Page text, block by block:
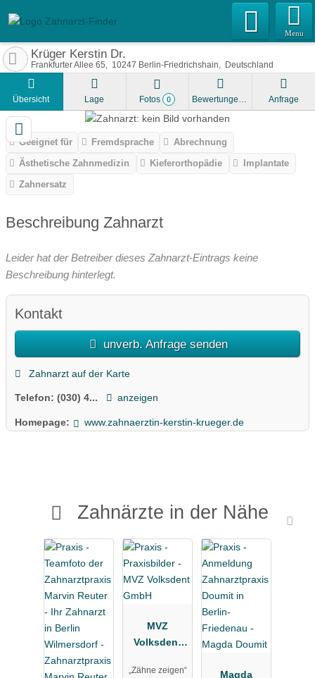
Menu
Krüger Kerstin Dr.
Frankfurter Allee 65 10247 Berlin-Friedrichshain Deutschland
Übersicht Lage Fotos 0 Bewertungen Anfrage
Geeignet für Fremdsprache
Abrechnung
Ästhetische Zahnmedizin
Kieferorthopädie
Implantate
Zahnersatz
Beschreibung Zahnarzt
Leider hat der Betreiber dieses Zahnarzt-Eintrags keine
Beschreibung hinterlegt.
Kontakt
unverb. Anfrage senden
Zahnarzt auf der Karte
Telefon: (030) 4... anzeigen
Homepage: www.zahnaerztin-kerstin-krueger.de
Zahnärzte in der Nähe
MVZ
Volksdent
„Zähne zeigen“
Magda